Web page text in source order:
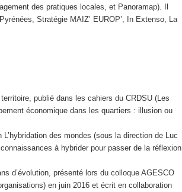
des pratiques locales, et Panoramap). Il
Stratégie MAIZ’ EUROP’, In Extenso, La
publié dans les cahiers du CRDSU (Les
économique dans les quartiers : illusion ou
des mondes (sous la direction de Luc
à hybrider pour passer de la réflexion
d’évolution, présenté lors du colloque AGESCO
en juin 2016 et écrit en collaboration